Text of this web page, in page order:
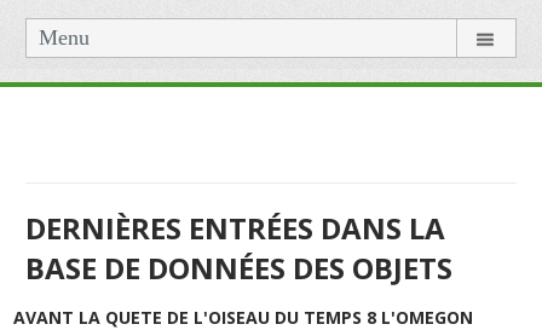
Menu
DERNIÈRES ENTRÉES DANS LA
BASE DE DONNÉES DES OBJETS
AVANT LA QUETE DE L'OISEAU DU TEMPS 8 L'OMEGON